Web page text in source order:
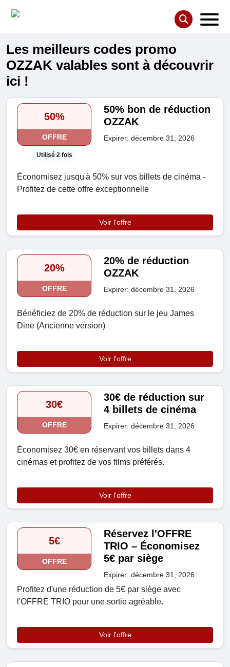
Les meilleurs codes promo
OZZAK valables sont à découvrir
ici !
50%
OFFRE
Utilisé 2 fois
50% bon de réduction
OZZAK
Expirer: décembre 31, 2026
Économisez jusqu'à 50% sur vos billets de cinéma -
Profitez de cette offre exceptionnelle
Voir l'offre
20%
OFFRE
20% de réduction
OZZAK
Expirer: décembre 31, 2026
Bénéficiez de 20% de réduction sur le jeu James
Dine (Ancienne version)
Voir l'offre
30€
OFFRE
30€ de réduction sur
4 billets de cinéma
Expirer: décembre 31, 2026
Économisez 30€ en réservant vos billets dans 4
cinémas et profitez de vos films préférés.
Voir l'offre
5€
OFFRE
Réservez l'OFFRE
TRIO – Économisez
5€ par siège
Expirer: décembre 31, 2026
Profitez d'une réduction de 5€ par siège avec
l'OFFRE TRIO pour une sortie agréable.
Voir l'offre